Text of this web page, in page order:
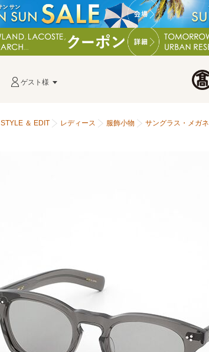
ゲスト様
STYLE ＆ EDIT レディース 服飾小物 サングラス・メガネ